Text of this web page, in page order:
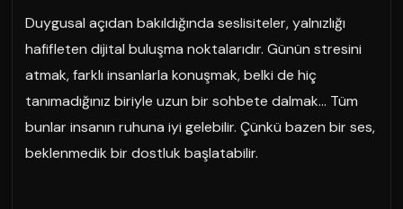
Duygusal açıdan bakıldığında seslisiteler, yalnızlığı
hafifleten dijital buluşma noktalarıdır. Günün stresini
atmak, farklı insanlarla konuşmak, belki de hiç
tanımadığınız biriyle uzun bir sohbete dalmak… Tüm
bunlar insanın ruhuna iyi gelebilir. Çünkü bazen bir ses,
beklenmedik bir dostluk başlatabilir.